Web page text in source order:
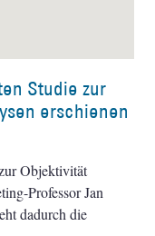
Studie zur
erschienen
Objektivität
Professor Jan
dadurch die